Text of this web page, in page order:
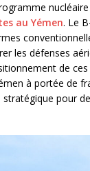
au Yémen. Le
les défenses
de
à portée de
stratégique pour